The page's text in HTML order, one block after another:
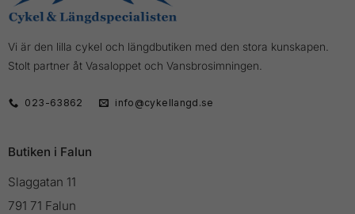
Vi är den lilla cykel och längdbutiken med den stora kunskapen.
Stolt partner åt Vasaloppet och Vansbrosimningen.
023-63862 info@cykellangd.se
Butiken i Falun
Slaggatan 11
791 71 Falun